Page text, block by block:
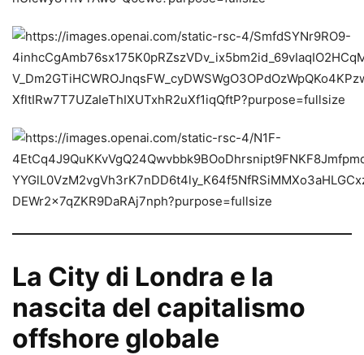
La City di Londra e la
nascita del capitalismo
offshore globale